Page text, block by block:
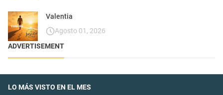
Valentia
Agosto 01, 2026
ADVERTISEMENT
LO MÁS VISTO EN EL MES